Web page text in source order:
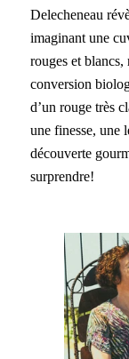
Delecheneau
imaginant une
rouges et blancs,
conversion
d’un rouge très
une finesse, une
découverte
surprendre!